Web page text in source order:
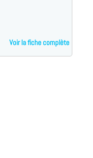
Voir la fiche complète